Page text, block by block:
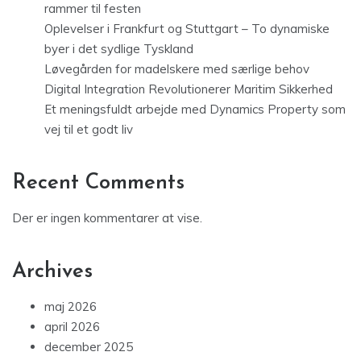
rammer til festen
Oplevelser i Frankfurt og Stuttgart – To dynamiske
byer i det sydlige Tyskland
Løvegården for madelskere med særlige behov
Digital Integration Revolutionerer Maritim Sikkerhed
Et meningsfuldt arbejde med Dynamics Property som
vej til et godt liv
Recent Comments
Der er ingen kommentarer at vise.
Archives
maj 2026
april 2026
december 2025